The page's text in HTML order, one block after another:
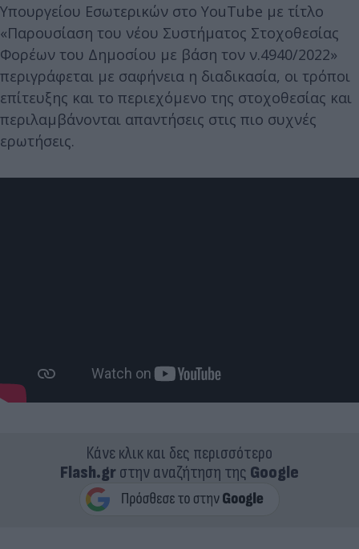
Υπουργείου Εσωτερικών στο YouTube με τίτλο
«Παρουσίαση του νέου Συστήματος Στοχοθεσίας
Φορέων του Δημοσίου με βάση τον ν.4940/2022»
περιγράφεται με σαφήνεια η διαδικασία, οι τρόποι
επίτευξης και το περιεχόμενο της στοχοθεσίας και
περιλαμβάνονται απαντήσεις στις πιο συχνές
ερωτήσεις.
Κάνε κλικ και δες περισσότερο
Flash.grστην αναζήτηση της Google